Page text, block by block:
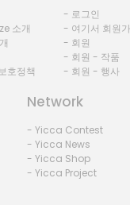
소개
호정책
- 로그인
- 여기서 회원
- 회원
- 회원 - 작품
- 회원 - 행사
Network
- Yicca Contest
- Yicca News
- Yicca Shop
- Yicca Project